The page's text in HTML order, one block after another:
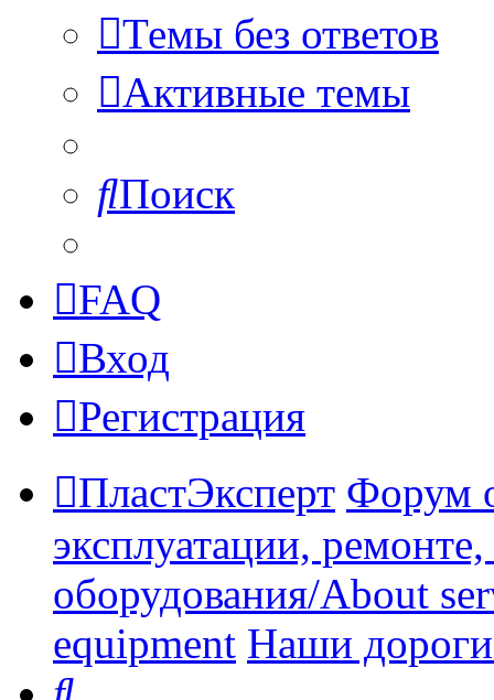
Темы без ответов
Активные темы
Поиск
FAQ
Вход
Регистрация
ПластЭксперт Форум
эксплуатации,
оборудования/About
equipment Наши